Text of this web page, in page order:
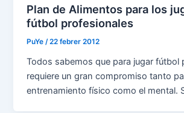
Plan de Alimentos para los
fútbol profesionales
PuYe/22 febrer 2012
Todos sabemos que para jugar fútbol
requiere un gran compromiso tanto
entrenamiento físico como el mental.